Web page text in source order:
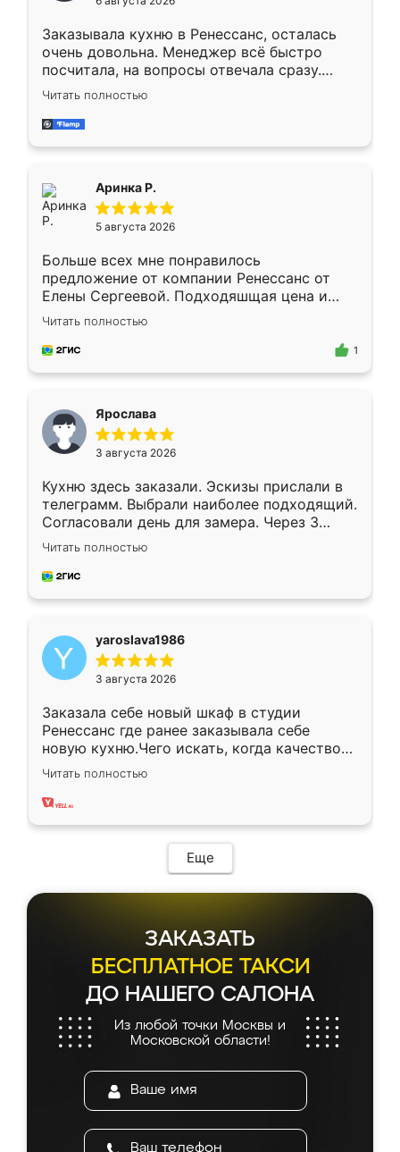
мебели буду заказывать только здесь.
Заказывала кухню в Ренессанс, осталась
очень довольна. Менеджер всё быстро
посчитала, на вопросы отвечала сразу.
Замерщик приехал в субботу, подошёл к
делу со всей ответственностью. Собрали
за день, ребята работали аккуратно, даже
Читать полностью
Аринка Р.
5 августа 2026
Больше всех мне понравилось
предложение от компании Ренессанс от
Елены Сергеевой. Подходяшщая цена и
короткие сроки изготовления. Приехавший
для замера сотрудник Владислав
предложил по моему эскизу самый
Читать полностью
1
Ярослава
3 августа 2026
Кухню здесь заказали. Эскизы прислали в
телеграмм. Выбрали наиболее подходящий.
Согласовали день для замера. Через 3
недели кухня была уже готова. Остались
довольны работой. Спасибо Ренессанс
мебель за качественную работу!
Читать полностью
yaroslava1986
3 августа 2026
Заказала себе новый шкаф в студии
Ренессанс где ранее заказывала себе
новую кухню.Чего искать, когда качеством
вполне довольна. Служит кухня уже почти
два года, нареканий нет.
Читать полностью
Еще
ЗАКАЗАТЬ
БЕСПЛАТНОЕ ТАКСИ
ДО НАШЕГО САЛОНА
Из любой точки Москвы и
Московской области!